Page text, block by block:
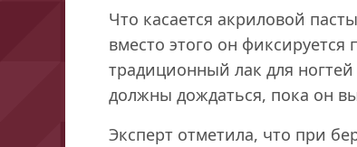
Что касается акриловой
вместо этого он фиксируется
традиционный лак для
должны дождаться, пока он
Эксперт отметила, что при